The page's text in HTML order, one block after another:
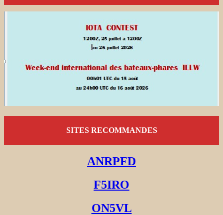
SITES RECOMMANDES
ANRPFD
F5IRO
ON5VL